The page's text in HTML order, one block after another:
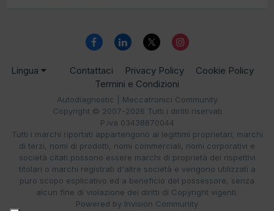
Lingua Contattaci Privacy Policy
Cookie Policy
Termini e Condizioni
Autodiagnostic | Meccatronici Community
Copyright © 2007-2026 Tutti i diritti riservati
P.iva 03438870044
Tutti i marchi riportati appartengono ai legittimi proprietari; marchi
di terzi, nomi di prodotti, nomi commerciali, nomi corporativi e
società citati possono essere marchi di proprietà dei rispettivi
titolari o marchi registrati d'altre società e vengono utilizzati a
puro scopo esplicativo ed a beneficio del possessore, senza
alcun fine di violazione dei diritti di Copyright vigenti.
Powered by Invision Community